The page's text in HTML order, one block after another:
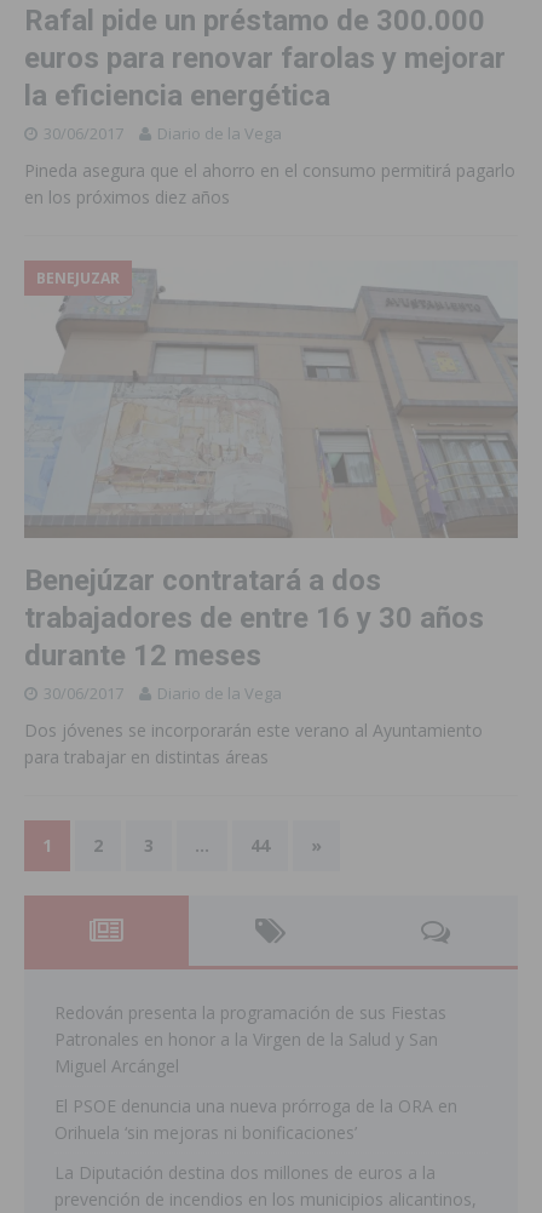
Rafal pide un préstamo de 300.000
euros para renovar farolas y mejorar
la eficiencia energética
30/06/2017 Diario de la Vega
Pineda asegura que el ahorro en el consumo permitirá pagarlo
en los próximos diez años
BENEJUZAR
Benejúzar contratará a dos
trabajadores de entre 16 y 30 años
durante 12 meses
30/06/2017 Diario de la Vega
Dos jóvenes se incorporarán este verano al Ayuntamiento
para trabajar en distintas áreas
1 2 3 … 44 »
Redován presenta la programación de sus Fiestas
Patronales en honor a la Virgen de la Salud y San
Miguel Arcángel
El PSOE denuncia una nueva prórroga de la ORA en
Orihuela ‘sin mejoras ni bonificaciones’
La Diputación destina dos millones de euros a la
prevención de incendios en los municipios alicantinos,